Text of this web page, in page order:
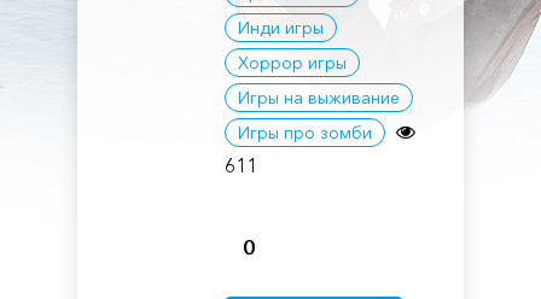
Инди игры
Хоррор игры
Игры на выживание
Игры про зомби
611
0